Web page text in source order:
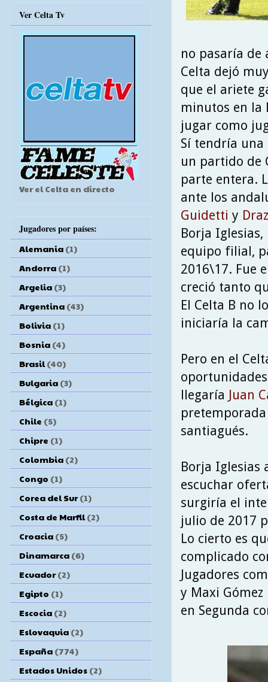
no pasaría de
Celta dejó
que el ariete
minutos en la
jugar como
Sí tendría
un partido de
parte entera.
ante los
Guidetti y
Borja
equipo filial,
2016\17. Fue
creció tanto
El Celta B no
iniciaría la
Pero en el
llegaría Juan
santiagués.
Borja Iglesias
escuchar
surgiría el
julio de 2017
Lo cierto es
complicado
Jugadores
y Maxi
en Segunda
Ver Celta Tv
Ver el Celta en directo
Jugadores por países:
Alemania (1)
Andorra (1)
Argelia (3)
Argentina (43)
Bolivia (1)
Bosnia (4)
Brasil (40)
Bulgaria (3)
Bélgica (1)
Chile (5)
Chipre (1)
Colombia (2)
Congo (1)
Corea del Sur (1)
Costa de Marfil (2)
Croacia (5)
Dinamarca (6)
Ecuador (2)
Egipto (1)
Escocia (2)
Eslovaquia (2)
España (774)
Estados Unidos (2)